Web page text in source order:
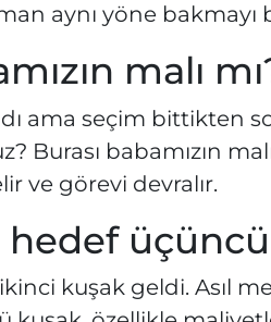
aynı yöne bakmayı
malı
ama seçim bittikten
Burası babamızın
ve görevi devralır.
kuşak geldi. Asıl